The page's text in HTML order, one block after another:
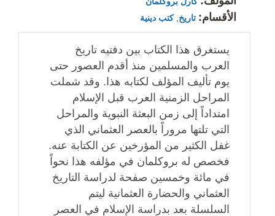
الأقسام: تاريخ ,كتب دينية
يستغرق هذا الكتاب بين دفتيه تاريخ
العرب والمسلمين منذ أقدم العصور حتى
يوم تأليف المؤلف لكتابه هذا. وقد شملت
المراحل الزمنية العرب قبل الإسلام
امتداداً إلى زمن البعثة النبوية والمراحل
التي تلتها مروراً بالعصر العثماني الذي
غفل الكثير من المؤرخين عن الكتابة عنه.
فخصص له بروكلمان في مؤلفه هذا نحواً
في مائة وخمسين صفحة لدراسة التاريخ
العثماني والحضارة العثمانية ليتم
السلسلة بعد بدراسة الإسلام في العصر